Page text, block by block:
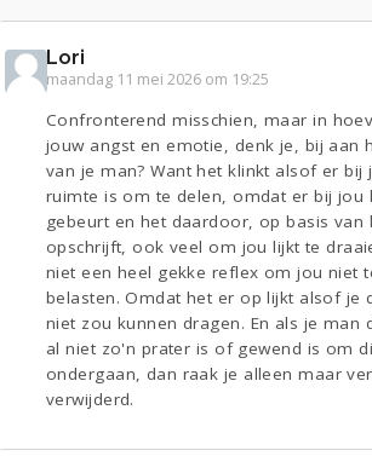
Lori
maandag 11 mei 2026 om 19:25
Confronterend misschien, maar in
jouw angst en emotie, denk je, bij aan
van je man? Want het klinkt alsof er bij
ruimte is om te delen, omdat er bij jou
gebeurt en het daardoor, op basis van
opschrijft, ook veel om jou lijkt te
niet een heel gekke reflex om jou niet
belasten. Omdat het er op lijkt alsof je
niet zou kunnen dragen. En als je man
al niet zo'n prater is of gewend is om
ondergaan, dan raak je alleen maar
verwijderd.